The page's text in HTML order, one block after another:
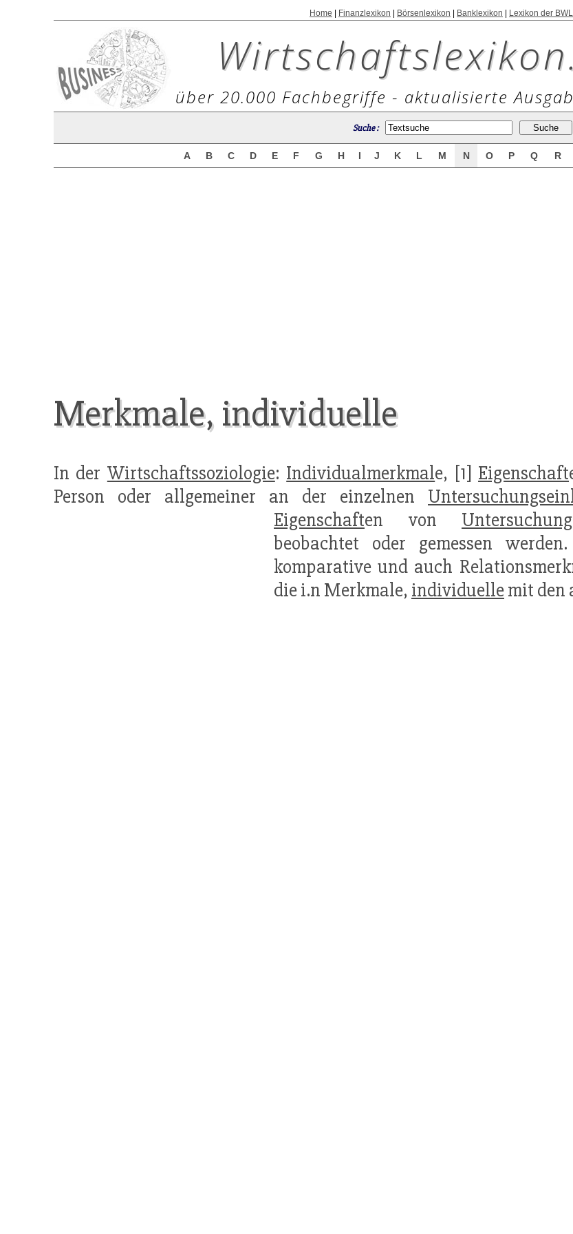
Home Finanzlexikon Börsenlexikon Banklexikon Lexikon der BWL
über 20.000 Fachbegriffe - aktualisierte
Suche :
A B C D E F G H I J K L M N O P Q R
Merkmale, individuelle
In der Wirtschaftssoziologie: Individualmerkmale, [1] Eigenschaft
Person oder allgemeiner an der einzelnen
Eigenschaften von
beobachtet oder gemessen
komparative und auch
die i.n Merkmale, individuellemit den